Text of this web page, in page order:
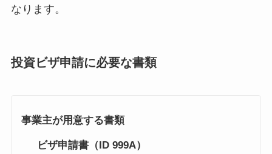
なります。
投資ビザ申請に必要な書類
事業主が用意する書類
ビザ申請書（ID 999A）